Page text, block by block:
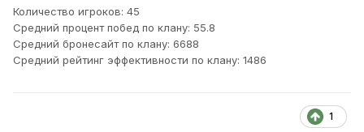
Количество игроков: 45
Средний процент побед по клану: 55.8
Средний бронесайт по клану: 6688
Средний рейтинг эффективности по клану: 1486
1